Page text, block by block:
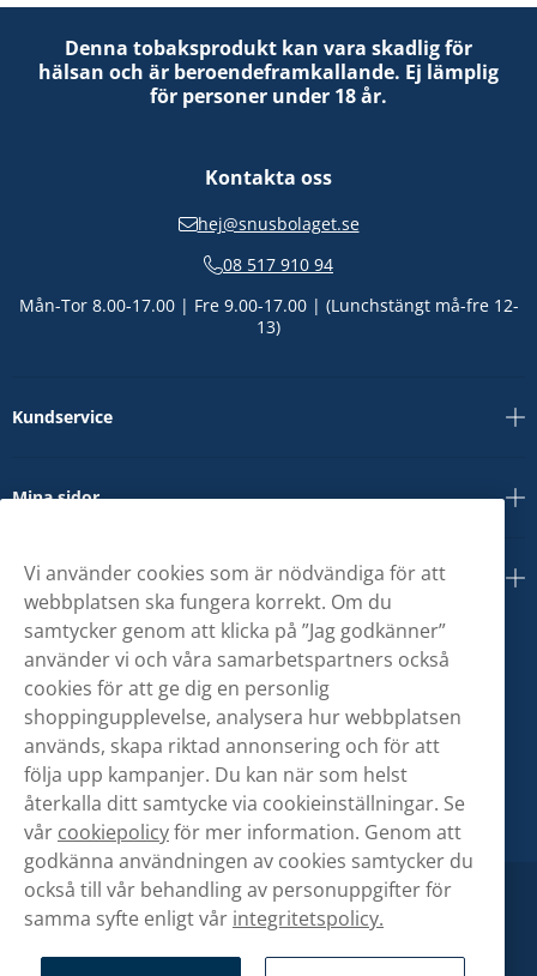
Denna tobaksprodukt kan vara skadlig för
hälsan och är beroendeframkallande. Ej lämplig
för personer under 18 år.
Kontakta oss
hej@snusbolaget.se
08 517 910 94
Mån-Tor 8.00-17.00 | Fre 9.00-17.00 | (Lunchstängt må-fre 12-
13)
Kundservice
Mina sidor
Om oss
Vi använder cookies som är nödvändiga för att
webbplatsen ska fungera korrekt. Om du
samtycker genom att klicka på ”Jag godkänner”
använder vi och våra samarbetspartners också
cookies för att ge dig en personlig
shoppingupplevelse, analysera hur webbplatsen
används, skapa riktad annonsering och för att
följa upp kampanjer. Du kan när som helst
återkalla ditt samtycke via cookieinställningar. Se
vår cookiepolicyför mer information. Genom att
godkänna användningen av cookies samtycker du
också till vår behandling av personuppgifter för
samma syfte enligt vår integritetspolicy.